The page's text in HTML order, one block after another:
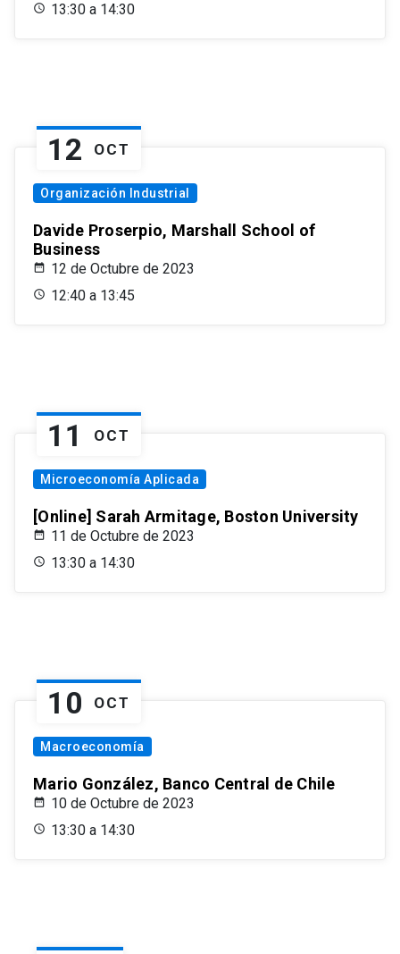
13:30 a 14:30
12 OCT
Organización Industrial
Davide Proserpio, Marshall School of
Business
12 de Octubre de 2023
12:40 a 13:45
11 OCT
Microeconomía Aplicada
[Online] Sarah Armitage, Boston University
11 de Octubre de 2023
13:30 a 14:30
10 OCT
Macroeconomía
Mario González, Banco Central de Chile
10 de Octubre de 2023
13:30 a 14:30